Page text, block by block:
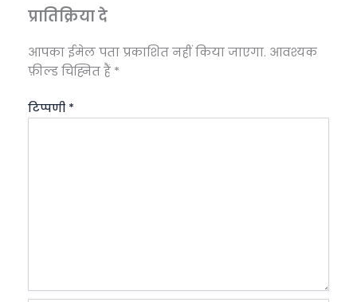
प्रातिक्रिया दे
आपका ईमेल पता प्रकाशित नहीं किया जाएगा. आवश्यक
फ़ील्ड चिह्नित हैं *
टिप्पणी *